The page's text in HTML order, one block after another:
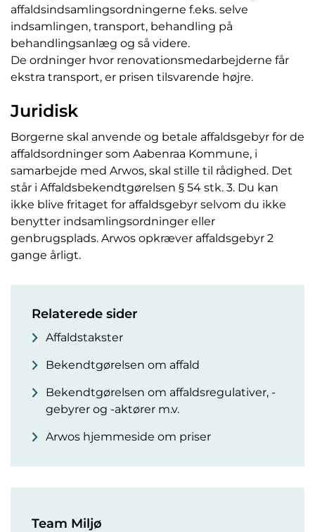
affaldsindsamlingsordningerne f.eks. selve
indsamlingen, transport, behandling på
behandlingsanlæg og så videre.
De ordninger hvor renovationsmedarbejderne får
ekstra transport, er prisen tilsvarende højre.
Juridisk
Borgerne skal anvende og betale affaldsgebyr for de
affaldsordninger som Aabenraa Kommune, i
samarbejde med Arwos, skal stille til rådighed. Det
står i Affaldsbekendtgørelsen § 54 stk. 3. Du kan
ikke blive fritaget for affaldsgebyr selvom du ikke
benytter indsamlingsordninger eller
genbrugsplads. Arwos opkræver affaldsgebyr 2
gange årligt.
Relaterede sider
Affaldstakster
Bekendtgørelsen om affald
Bekendtgørelsen om affaldsregulativer, -
gebyrer og -aktører m.v.
Arwos hjemmeside om priser
Team Miljø